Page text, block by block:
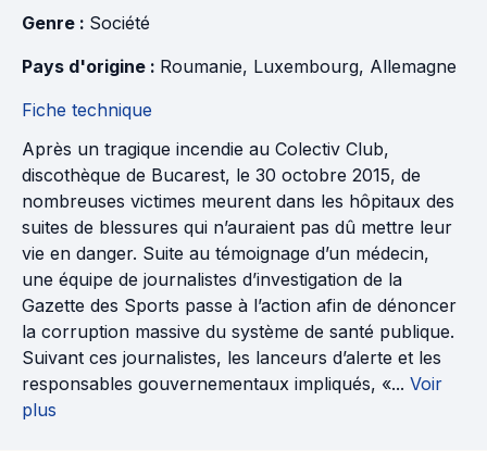
Genre : Société
Pays d'origine : Roumanie, Luxembourg, Allemagne
Fiche technique
Après un tragique incendie au Colectiv Club,
discothèque de Bucarest, le 30 octobre 2015, de
nombreuses victimes meurent dans les hôpitaux des
suites de blessures qui n’auraient pas dû mettre leur
vie en danger. Suite au témoignage d’un médecin,
une équipe de journalistes d’investigation de la
Gazette des Sports passe à l’action afin de dénoncer
la corruption massive du système de santé publique.
Suivant ces journalistes, les lanceurs d’alerte et les
responsables gouvernementaux impliqués, «... Voir
plus